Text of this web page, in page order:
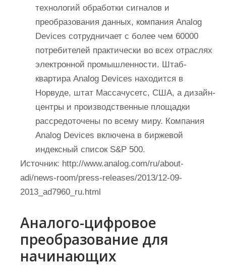
технологий обработки сигналов и
преобразования данных, компания Analog
Devices сотрудничает с более чем 60000
потребителей практически во всех отраслях
электронной промышленности. Штаб-
квартира Analog Devices находится в
Норвуде, штат Массачусетс, США, а дизайн-
центры и производственные площадки
рассредоточены по всему миру. Компания
Analog Devices включена в биржевой
индексный список S&P 500.
Источник: http://www.analog.com/ru/about-
adi/news-room/press-releases/2013/12-09-
2013_ad7960_ru.html
Аналого-цифровое
преобразование для
начинающих